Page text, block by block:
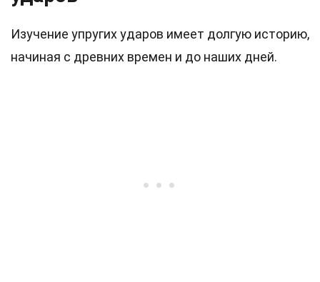
Изучение упругих ударов имеет долгую историю,
начиная с древних времен и до наших дней.